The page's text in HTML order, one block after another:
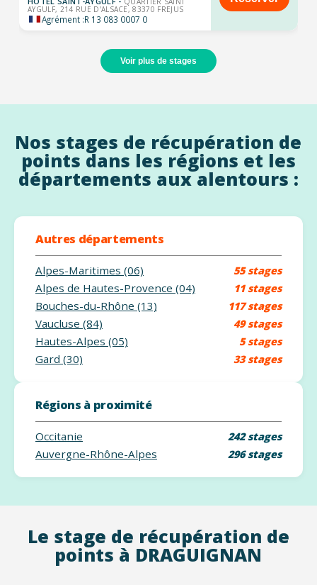
AYGULF, 214 RUE D'ALSACE, 83370 FREJUS
Agrément :R 13 083 0007 0
Voir plus de stages
Nos stages de récupération de
points dans les régions et les
départements aux alentours :
Autres départements
Alpes-Maritimes (06) 55 stages
Alpes de Hautes-Provence (04) 11 stages
Bouches-du-Rhône (13) 117 stages
Vaucluse (84) 49 stages
Hautes-Alpes (05) 5 stages
Gard (30) 33 stages
Régions à proximité
Occitanie 242 stages
Auvergne-Rhône-Alpes 296 stages
Le stage de récupération de
points à DRAGUIGNAN